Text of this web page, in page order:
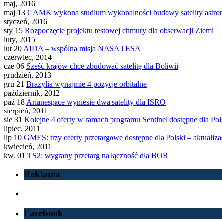
maj, 2016
maj 13 CAMK wykona studium wykonalności budowy satelity
styczeń, 2016
sty 15 Rozpoczęcie projektu testowej chmury dla obserwacji Ziemi
luty, 2015
lut 20 AIDA – wspólna misja NASA i ESA
czerwiec, 2014
cze 06 Sześć krajów chce zbudować satelitę dla Boliwii
grudzień, 2013
gru 21 Brazylia wynajmie 4 pozycje orbitalne
październik, 2012
paź 18 Arianespace wyniesie dwa satelity dla ISRO
sierpień, 2011
sie 31 Kolejne 4 oferty w ramach programu Sentinel dostępne dla
lipiec, 2011
lip 10 GMES: trzy oferty przetargowe dostępne dla Polski –
kwiecień, 2011
kw. 01 TS2: wygrany przetarg na łączność dla BOR
Reklama
Facebook